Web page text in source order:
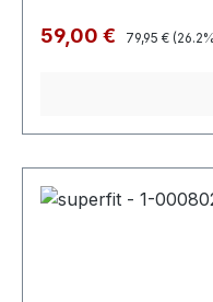
Verkaufspreis:
59,00 € Regulärer
79,95 €